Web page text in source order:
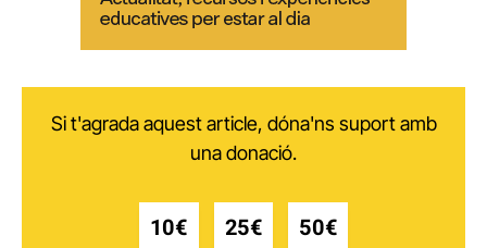
Si t'agrada aquest article, dóna'ns suport amb
una donació.
10€ 25€ 50€